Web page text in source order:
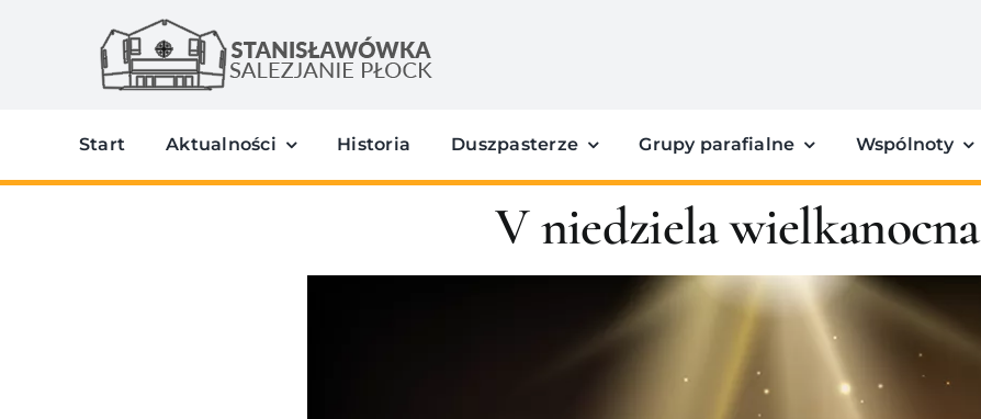
Start Aktualności Historia Duszpasterze Grupy parafialne Wspólnoty
V niedziela wielkanocna